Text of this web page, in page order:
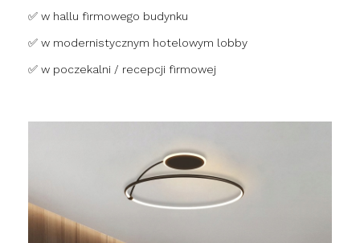
✅ w hallu firmowego budynku
✅ w modernistycznym hotelowym lobby
✅ w poczekalni / recepcji firmowej